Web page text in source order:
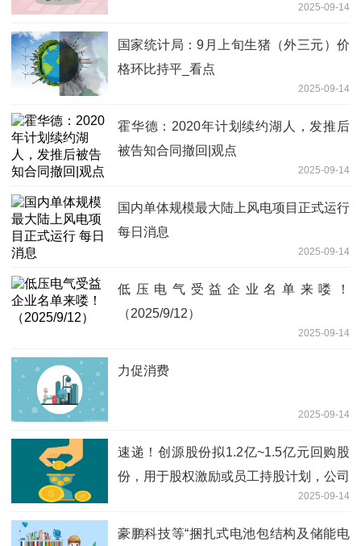
2025-09-14
国家统计局：9月上旬生猪（外三元）价
格环比持平_看点
2025-09-14
霍华德：2020年计划续约湖人，发推后
被告知合同撤回|观点
2025-09-14
国内单体规模最大陆上风电项目正式运行
每日消息
2025-09-14
低压电气受益企业名单来喽！
（2025/9/12）
2025-09-14
力促消费
2025-09-14
速递！创源股份拟1.2亿~1.5亿元回购股
份，用于股权激励或员工持股计划，公司
2025-09-14
豪鹏科技等“捆扎式电池包结构及储能电